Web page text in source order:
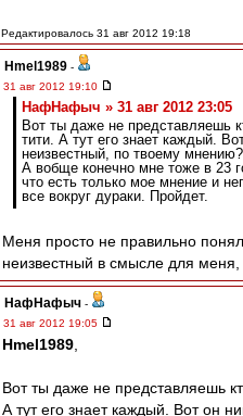
Редактировалось 31 авг 2012 19:18
Hmel1989 -
31 авг 2012 19:10
НафНафыч » 31 авг 2012 23:05
Вот ты даже не представляешь
тити. А тут его знает каждый.
неизвестный, по твоему мнению?
А вобще конечно мне тоже в 23
что есть только мое мнение и
все вокруг дураки. Пройдет.
Меня просто не правильно
неизвестный в смысле для
НафНафыч -
31 авг 2012 19:05
Hmel1989
Вот ты даже не представляешь
А тут его знает каждый. Вот он